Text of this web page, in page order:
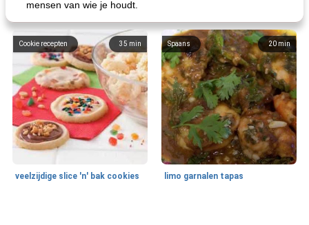
mensen van wie je houdt.
35 min
Cookie recepten
veelzijdige slice 'n' bak cookies
20 min
Spaans
limo garnalen tapas